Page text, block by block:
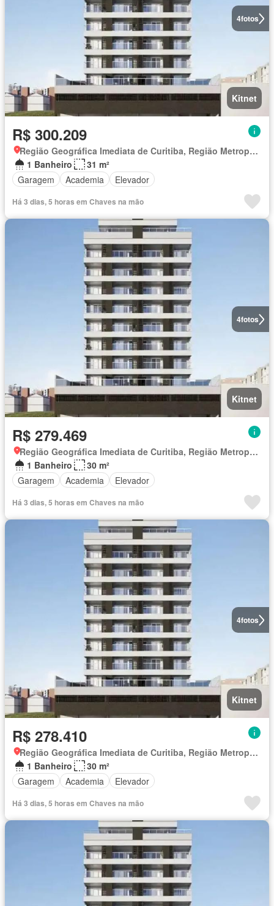
4fotos
Kitnet
R$ 300.209
Região Geográfica Imediata de Curitiba, Região Metropolitana de Curitiba
1 Banheiro
31 m²
Garagem
Academia Elevador
Há 3 dias, 5 horas em Chaves na mão
4fotos
Kitnet
R$ 279.469
Região Geográfica Imediata de Curitiba, Região Metropolitana de Curitiba
1 Banheiro
30 m²
Garagem
Academia Elevador
Há 3 dias, 5 horas em Chaves na mão
4fotos
Kitnet
R$ 278.410
Região Geográfica Imediata de Curitiba, Região Metropolitana de Curitiba
1 Banheiro
30 m²
Garagem
Academia Elevador
Há 3 dias, 5 horas em Chaves na mão